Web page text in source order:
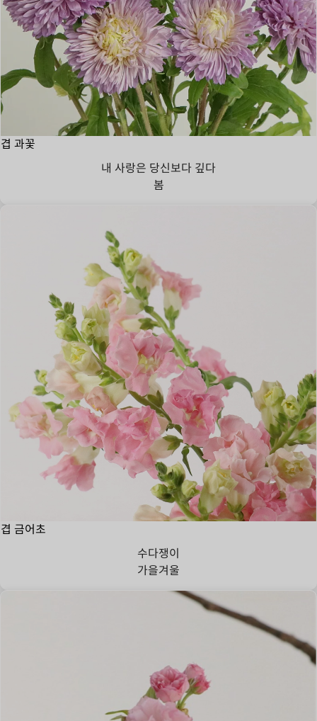
겹 과꽃
내 사랑은 당신보다 깊다
봄
겹 금어초
수다쟁이
가을겨울